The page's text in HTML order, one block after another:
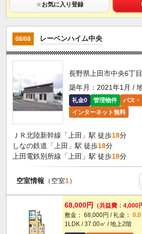
★お気に入り登録
08/08 レーベンハイム中央
長野県上田市中央6丁目
築年月：2021年1月 /
礼金0 管理物件
バス・
インターネット無料
ＪＲ北陸新幹線「上田」駅 徒歩18分
しなの鉄道「上田」駅 徒歩18分
上田電鉄別所線「上田」駅 徒歩18分
空室情報 （空室1）
68,000円
（共益費：4,000
敷金： 68,000円 / 礼金： 0.0
1LDK / 37.00㎡ / 地上2階